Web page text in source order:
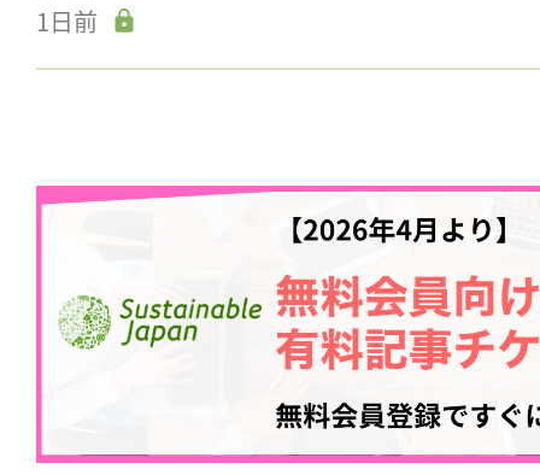
1日前